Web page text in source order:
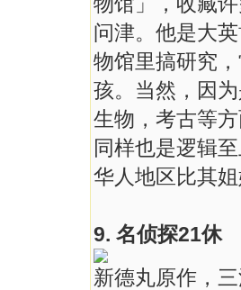
问津。他是大
物馆里搞研究
孩。当然，因
生物，考古等
同样也是逻辑
华人地区比其
9. 名侦探21休
新德丸原作，三